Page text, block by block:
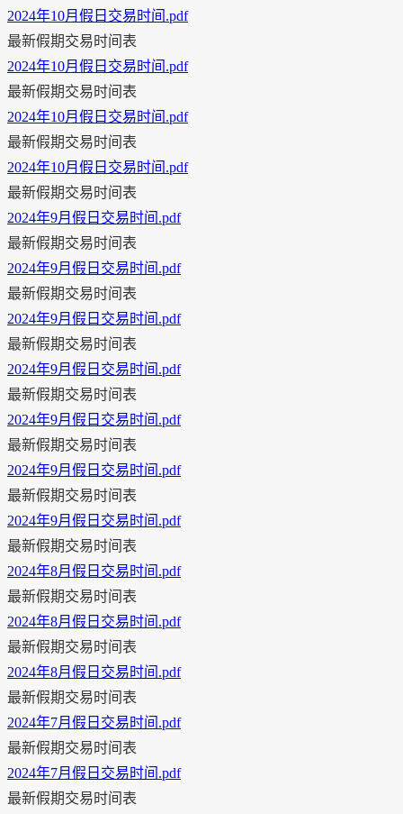
2024年10月假日交易时间.pdf
最新假期交易时间表
2024年10月假日交易时间.pdf
最新假期交易时间表
2024年10月假日交易时间.pdf
最新假期交易时间表
2024年10月假日交易时间.pdf
最新假期交易时间表
2024年9月假日交易时间.pdf
最新假期交易时间表
2024年9月假日交易时间.pdf
最新假期交易时间表
2024年9月假日交易时间.pdf
最新假期交易时间表
2024年9月假日交易时间.pdf
最新假期交易时间表
2024年9月假日交易时间.pdf
最新假期交易时间表
2024年9月假日交易时间.pdf
最新假期交易时间表
2024年9月假日交易时间.pdf
最新假期交易时间表
2024年8月假日交易时间.pdf
最新假期交易时间表
2024年8月假日交易时间.pdf
最新假期交易时间表
2024年8月假日交易时间.pdf
最新假期交易时间表
2024年7月假日交易时间.pdf
最新假期交易时间表
2024年7月假日交易时间.pdf
最新假期交易时间表